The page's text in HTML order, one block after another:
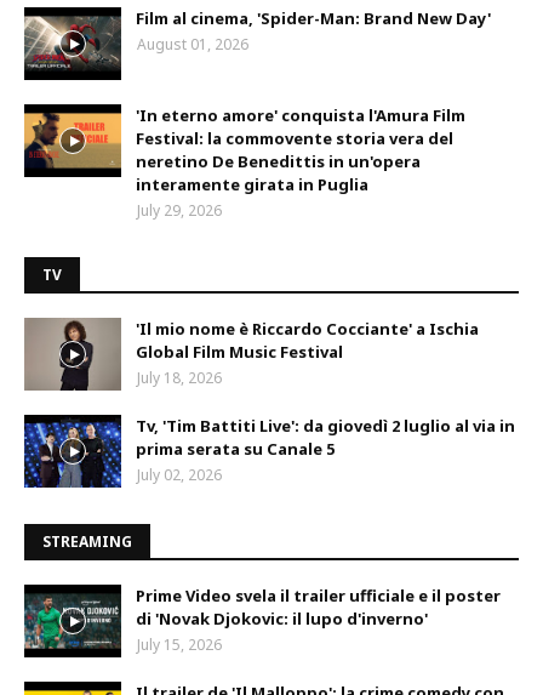
Film al cinema, 'Spider-Man: Brand New Day'
August 01, 2026
'In eterno amore' conquista l'Amura Film
Festival: la commovente storia vera del
neretino De Benedittis in un'opera
interamente girata in Puglia
July 29, 2026
TV
'Il mio nome è Riccardo Cocciante' a Ischia
Global Film Music Festival
July 18, 2026
Tv, 'Tim Battiti Live': da giovedì 2 luglio al via in
prima serata su Canale 5
July 02, 2026
STREAMING
Prime Video svela il trailer ufficiale e il poster
di 'Novak Djokovic: il lupo d'inverno'
July 15, 2026